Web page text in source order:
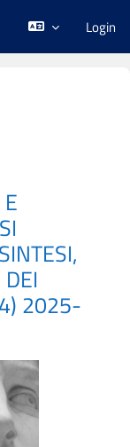
Login
2025-